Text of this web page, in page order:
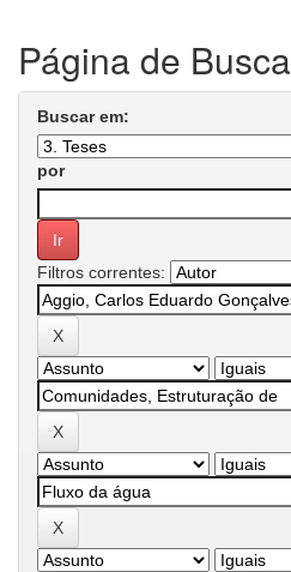
Página de Busca
Buscar em:
por
Filtros correntes: